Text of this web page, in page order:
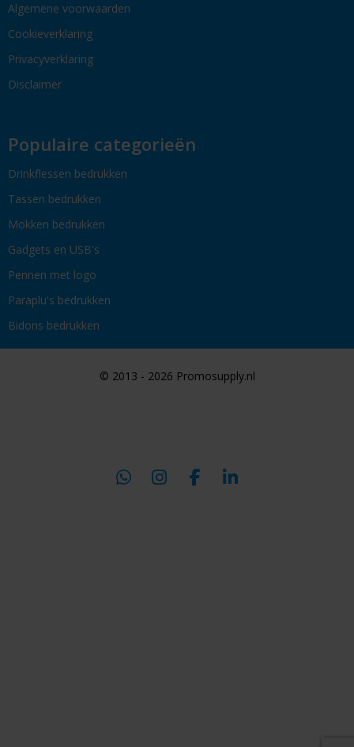
Algemene voorwaarden
Cookieverklaring
Privacyverklaring
Disclaimer
Populaire categorieën
Drinkflessen bedrukken
Tassen bedrukken
Mokken bedrukken
Gadgets en USB's
Pennen met logo
Paraplu's bedrukken
Bidons bedrukken
© 2013 - 2026 Promosupply.nl